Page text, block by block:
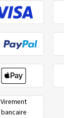
Virement
bancaire